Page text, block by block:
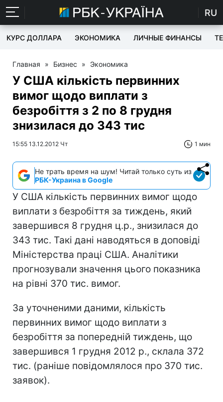
RU
КУРС ДОЛЛАРА ЭКОНОМИКА ЛИЧНЫЕ ФИНАНСЫ
Главная » Бизнес » Экономика
У США кількість первинних
вимог щодо виплати з
безробіття з 2 по 8 грудня
знизилася до 343 тис
15:55 13.12.2012 Чт 1 мин
Не трать время на шум! Читай только суть из
РБК-Украина в Google
У США кількість первинних вимог щодо
виплати з безробіття за тиждень, який
завершився 8 грудня ц.р., знизилася до
343 тис. Такі дані наводяться в доповіді
Міністерства праці США. Аналітики
прогнозували значення цього показника
на рівні 370 тис. вимог.
За уточненими даними, кількість
первинних вимог щодо виплати з
безробіття за попередній тиждень, що
завершився 1 грудня 2012 р., склала 372
тис. (раніше повідомлялося про 370 тис.
заявок).